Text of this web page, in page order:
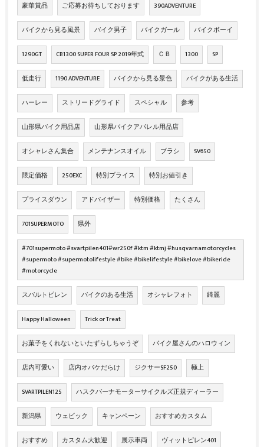
豪華賞品 ご応募お待ちしております 390ADVENTURE
バイクから見る風景 バイク男子 バイクガール バイクボーイ
1290GT CB1300 SUPER FOUR SP 2019年式 ＣＢ 1300 SP
低走行 1190 ADVENTURE バイクから見る景色 バイクがある生活
ハーレー ストリードグライド スペシャル 参考
山形県バイク用品店 山形県バイクアパレル用品店
オシャレさん集合 メンテナンスオイル ブラシ SV650
限定価格 250EXC 特別プライス 特別お値引き
プライスダウン アドバイザー 特別価格 たくさん
701SUPERMOTO 県外
#701supermoto #svartpilen401#wr250f #ktm #ktmj #husqvarnamotorcycles
#supermoto #supermotolifestyle #bike #bikelifestyle #bikelove #bikeride
#motorcycle
スバルトピレン バイクのある生活 オシャレフォト 綺麗
Happy Halloween Trick or Treat
お菓子をくれないといたずらしちゃうぞ バイク屋さんのハロウィン
店内可愛い 店内オバケだらけ ジクサーSF250 極上
SVARTPILEN125 ハスクバーナモーターサイクルズ正規ディーラー
新潟県 ウェビック キャンペーン おすすめカスタム
おすすめ カスタム大歓迎 展示車両 ヴィットピレン401